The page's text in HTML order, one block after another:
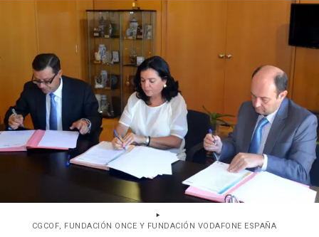
CGCOF, FUNDACIÓN ONCE Y FUNDACIÓN VODAFONE ESPAÑA